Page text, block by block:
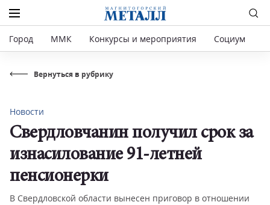
Город ММК Конкурсы и мероприятия Социум
Вернуться в рубрику
Новости
Свердловчанин получил срок за
изнасилование 91-летней
пенсионерки
В Свердловской области вынесен приговор в отношении